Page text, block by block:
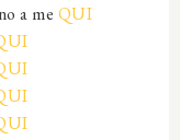
a me QUI